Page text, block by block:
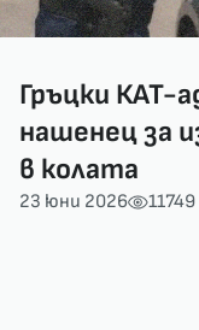
Гръцки КАТ-
нашенец за
в колата
23 юни 2026 11749